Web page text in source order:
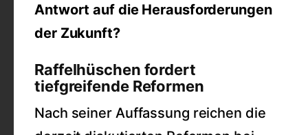
Antwort auf die Herausforderungen
der Zukunft?
Raffelhüschen fordert
tiefgreifende Reformen
Nach seiner Auffassung reichen die